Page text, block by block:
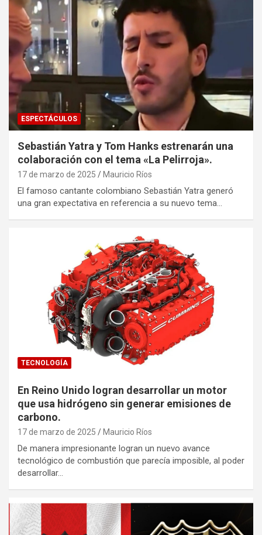
ESPECTÁCULOS
Sebastián Yatra y Tom Hanks estrenarán una
colaboración con el tema «La Pelirroja».
17 de marzo de 2025 Mauricio Ríos
El famoso cantante colombiano Sebastián Yatra generó
una gran expectativa en referencia a su nuevo tema…
TECNOLOGÍA
En Reino Unido logran desarrollar un motor
que usa hidrógeno sin generar emisiones de
carbono.
17 de marzo de 2025 Mauricio Ríos
De manera impresionante logran un nuevo avance
tecnológico de combustión que parecía imposible, al poder
desarrollar…